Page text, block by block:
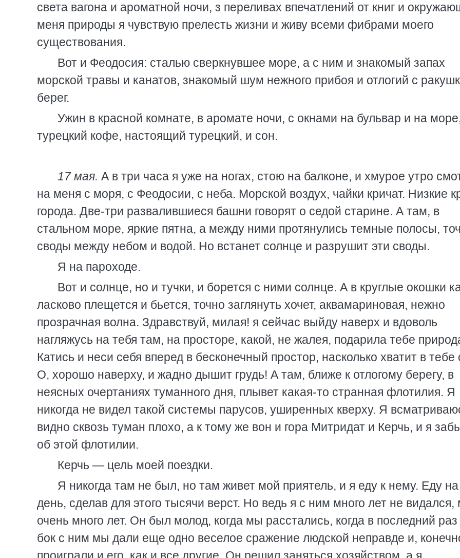
света вагона и ароматной ночи, з переливах впечатлений от книг и
меня природы я чувствую прелесть жизни и живу всеми фибрами моего
существования.
Вот и Феодосия: сталью сверкнувшее море, а с ним и знакомый запах
морской травы и канатов, знакомый шум нежного прибоя и отлогий с
берег.
Ужин в красной комнате, в аромате ночи, с окнами на бульвар и на
турецкий кофе, настоящий турецкий, и сон.
17 мая. А в три часа я уже на ногах, стою на балконе, и хмурое утро
на меня с моря, с Феодосии, с неба. Морской воздух, чайки кричат. Низкие
города. Две-три развалившиеся башни говорят о седой старине. А там, в
стальном море, яркие пятна, а между ними протянулись темные полосы,
своды между небом и водой. Но встанет солнце и разрушит эти своды.
Я на пароходе.
Вот и солнце, но и тучки, и борется с ними солнце. А в круглые окошки
ласково плещется и бьется, точно заглянуть хочет, аквамариновая, нежно
прозрачная волна. Здравствуй, милая! я сейчас выйду наверх и вдоволь
нагляжусь на тебя там, на просторе, какой, не жалея, подарила тебе
Катись и неси себя вперед в бесконечный простор, насколько хватит в тебе
О, хорошо наверху, и жадно дышит грудь! А там, ближе к отлогому берегу, в
неясных очертаниях туманного дня, плывет какая-то странная флотилия. Я
никогда не видел такой системы парусов, уширенных кверху. Я
видно сквозь туман плохо, а к тому же вон и гора Митридат и Керчь, и я
об этой флотилии.
Керчь — цель моей поездки.
Я никогда там не был, но там живет мой приятель, и я еду к нему. Еду
день, сделав для этого тысячи верст. Но ведь я с ним много лет не видался,
очень много лет. Он был молод, когда мы расстались, когда в последний раз
бок с ним мы дали еще одно веселое сражение людской неправде и,